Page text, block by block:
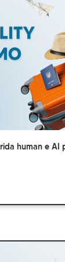
human e AI